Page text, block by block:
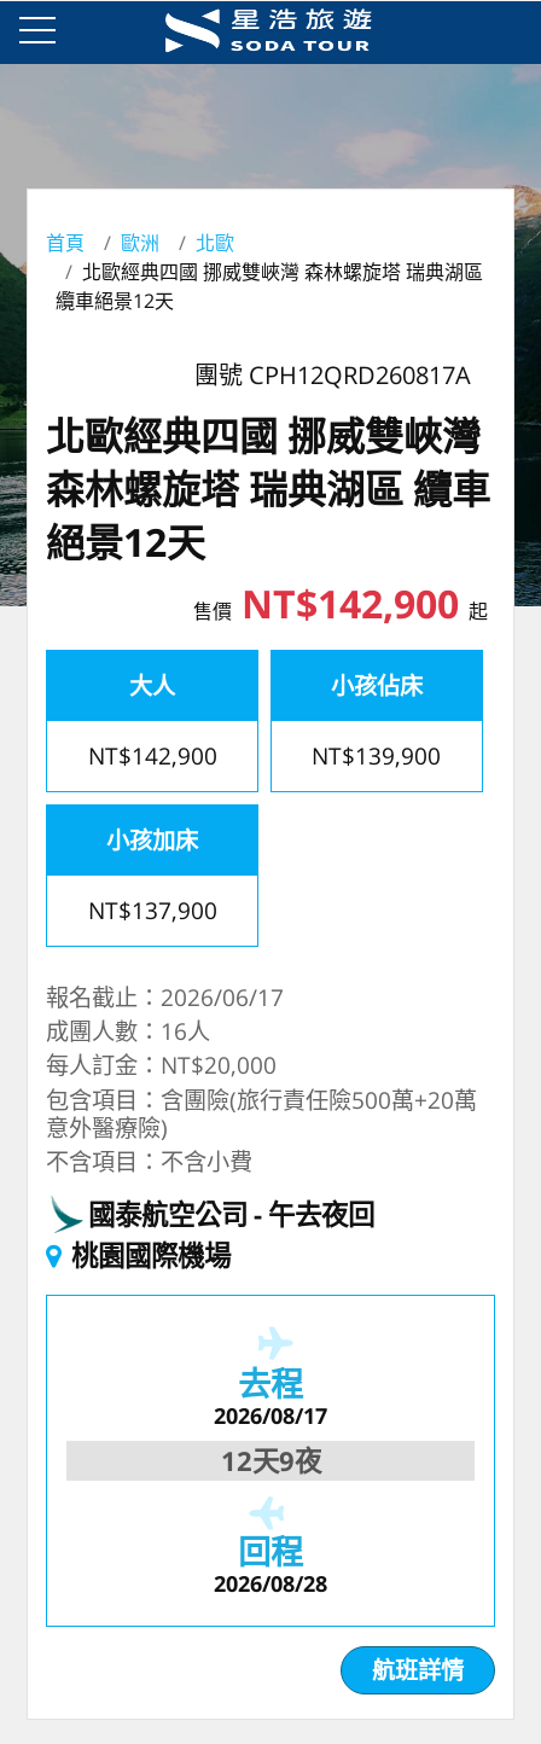
首頁 歐洲
北歐
北歐經典四國 挪威雙峽灣 森林螺旋塔 瑞典湖區
纜車絕景12天
團號 CPH12QRD260817A
北歐經典四國 挪威雙峽灣
森林螺旋塔 瑞典湖區 纜車
絕景12天
售價NT$142,900 起
大人
NT$142,900
小孩佔床
NT$139,900
小孩加床
NT$137,900
報名截止：2026/06/17
成團人數：16人
每人訂金：NT$20,000
包含項目：含團險(旅行責任險500萬+20萬
意外醫療險)
不含項目：不含小費
國泰航空公司
午去夜回
桃園國際機場
去程
2026/08/17
12天9夜
回程
2026/08/28
航班詳情